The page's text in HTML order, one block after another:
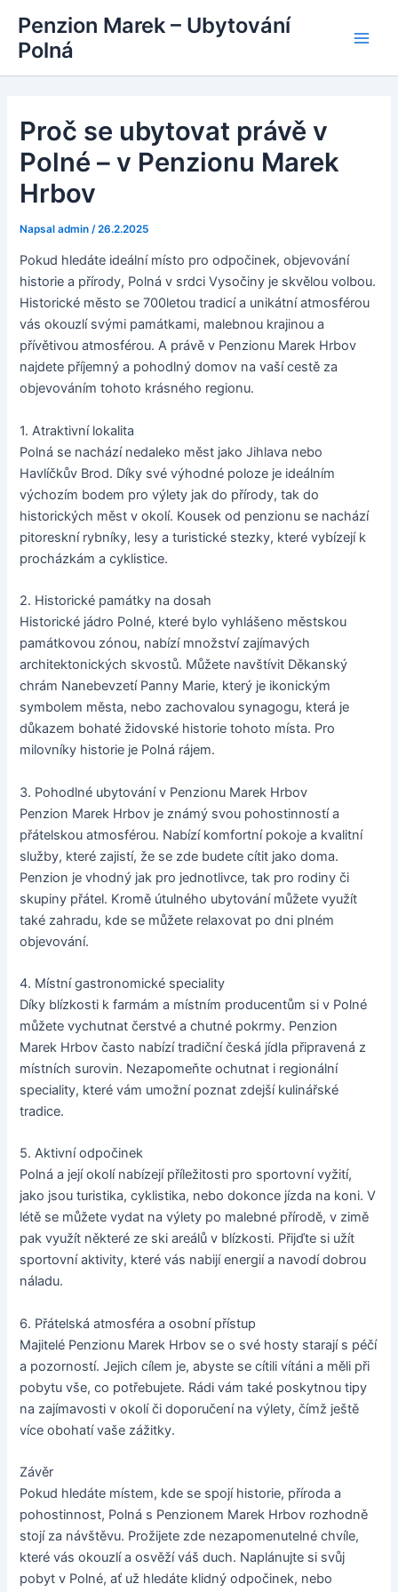
obsah
Penzion Marek – Ubytování
Polná
Proč se ubytovat právě v
Polné – v Penzionu Marek
Hrbov
Napsaladmin/26.2.2025
Pokud hledáte ideální místo pro odpočinek, objevování
historie a přírody, Polná v srdci Vysočiny je skvělou volbou.
Historické město se 700letou tradicí a unikátní atmosférou
vás okouzlí svými památkami, malebnou krajinou a
přívětivou atmosférou. A právě v Penzionu Marek Hrbov
najdete příjemný a pohodlný domov na vaší cestě za
objevováním tohoto krásného regionu.
1. Atraktivní lokalita
Polná se nachází nedaleko měst jako Jihlava nebo
Havlíčkův Brod. Díky své výhodné poloze je ideálním
výchozím bodem pro výlety jak do přírody, tak do
historických měst v okolí. Kousek od penzionu se nachází
pitoreskní rybníky, lesy a turistické stezky, které vybízejí k
procházkám a cyklistice.
2. Historické památky na dosah
Historické jádro Polné, které bylo vyhlášeno městskou
památkovou zónou, nabízí množství zajímavých
architektonických skvostů. Můžete navštívit Děkanský
chrám Nanebevzetí Panny Marie, který je ikonickým
symbolem města, nebo zachovalou synagogu, která je
důkazem bohaté židovské historie tohoto místa. Pro
milovníky historie je Polná rájem.
3. Pohodlné ubytování v Penzionu Marek Hrbov
Penzion Marek Hrbov je známý svou pohostinností a
přátelskou atmosférou. Nabízí komfortní pokoje a kvalitní
služby, které zajistí, že se zde budete cítit jako doma.
Penzion je vhodný jak pro jednotlivce, tak pro rodiny či
skupiny přátel. Kromě útulného ubytování můžete využít
také zahradu, kde se můžete relaxovat po dni plném
objevování.
4. Místní gastronomické speciality
Díky blízkosti k farmám a místním producentům si v Polné
můžete vychutnat čerstvé a chutné pokrmy. Penzion
Marek Hrbov často nabízí tradiční česká jídla připravená z
místních surovin. Nezapomeňte ochutnat i regionální
speciality, které vám umožní poznat zdejší kulinářské
tradice.
5. Aktivní odpočinek
Polná a její okolí nabízejí příležitosti pro sportovní vyžití,
jako jsou turistika, cyklistika, nebo dokonce jízda na koni. V
létě se můžete vydat na výlety po malebné přírodě, v zimě
pak využít některé ze ski areálů v blízkosti. Přijďte si užít
sportovní aktivity, které vás nabijí energií a navodí dobrou
náladu.
6. Přátelská atmosféra a osobní přístup
Majitelé Penzionu Marek Hrbov se o své hosty starají s péčí
a pozorností. Jejich cílem je, abyste se cítili vítáni a měli při
pobytu vše, co potřebujete. Rádi vám také poskytnou tipy
na zajímavosti v okolí či doporučení na výlety, čímž ještě
více obohatí vaše zážitky.
Závěr
Pokud hledáte místem, kde se spojí historie, příroda a
pohostinnost, Polná s Penzionem Marek Hrbov rozhodně
stojí za návštěvu. Prožijete zde nezapomenutelné chvíle,
které vás okouzlí a osvěží váš duch. Naplánujte si svůj
pobyt v Polné, ať už hledáte klidný odpočinek, nebo